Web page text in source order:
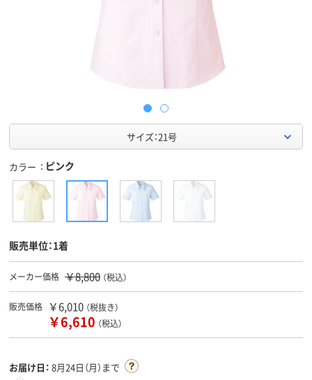
サイズ：21号
カラー ピンク
販売単位：1着
メーカー価格 ￥8,800 （税込）
販売価格 ￥6,010 （税抜き）
￥6,610 （税込）
お届け日： 8月24日（月）まで